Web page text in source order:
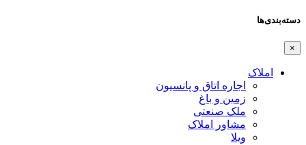
دسته‌بندی‌ها
×
املاک
اجاره اتاق و پانسیون
زمین و باغ
ملک صنعتی
مشاور املاک
ویلا